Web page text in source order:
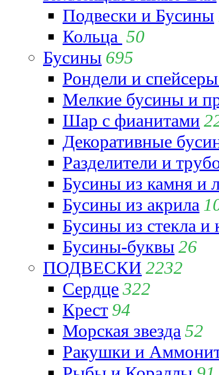
Подвески и Бусины
Кольца 50
Бусины 695
Рондели и
Мелкие бусины и
Шар с фианитами
Декоративные
Разделители и
Бусины из камня и
Бусины из акрила
Бусины из стекла и
Бусины-буквы 26
ПОДВЕСКИ 2232
Сердце322
Крест 94
Морская звезда 52
Ракушки и